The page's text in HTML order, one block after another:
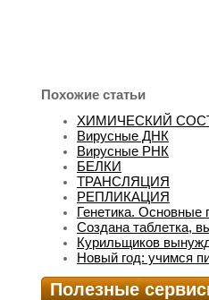
Похожие статьи
ХИМИЧЕСКИЙ
Вирусные ДНК
Вирусные РНК
БЕЛКИ
ТРАНСЛЯЦИЯ
РЕПЛИКАЦИЯ
Генетика. Основные
Создана таблетка,
Курильщиков
Новый год: учимся
Полезные